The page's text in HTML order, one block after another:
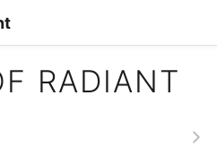
RADIANT